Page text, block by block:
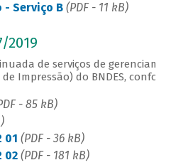
Serviço B (PDF - 11 kB)
2019
de serviços de
Impressão) do BNDES,
- 85 kB)
01 (PDF - 36 kB)
02(PDF - 181 kB)